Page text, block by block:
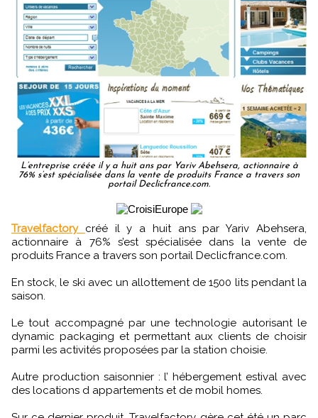
L’entreprise créée il y a huit ans par Yariv Abehsera, actionnaire à
76% s’est spécialisée dans la vente de produits France a travers son
portail Declicfrance.com.
Travelfactory créé il y a huit ans par Yariv Abehsera,
actionnaire à 76% s’est spécialisée dans la vente de
produits France a travers son portail Declicfrance.com.
En stock, le ski avec un allottement de 1500 lits pendant la
saison.
Le tout accompagné par une technologie autorisant le
dynamic packaging et permettant aux clients de choisir
parmi les activités proposées par la station choisie.
Autre production saisonnier : l’ hébergement estival avec
des locations d appartements et de mobil homes.